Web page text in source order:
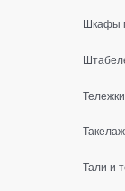
Шкафы
Тали и